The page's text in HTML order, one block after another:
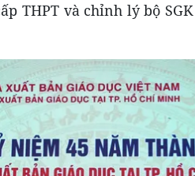
THPT và chỉnh lý bộ